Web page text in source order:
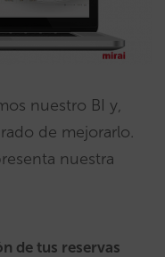
nuestro BI y,
de mejorarlo.
nuestra
de tus reservas